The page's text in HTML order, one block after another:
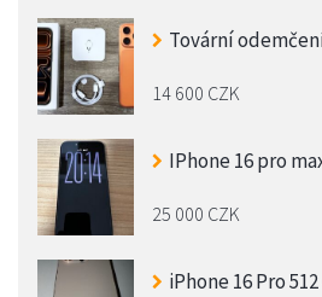
Tovární
14 600 CZK
IPhone 16 pro
25 000 CZK
iPhone 16 Pro